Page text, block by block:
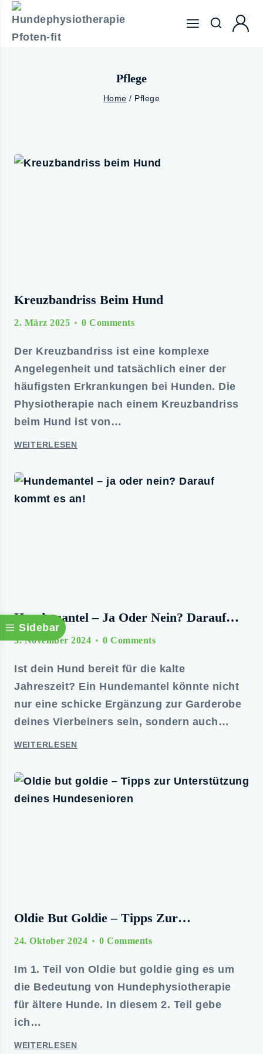
Sidebar
Pflege
Home / Pflege
Kreuzbandriss Beim Hund
2. März 2025 0 Comments
Der Kreuzbandriss ist eine komplexe
Angelegenheit und tatsächlich einer der
häufigsten Erkrankungen bei Hunden. Die
Physiotherapie nach einem Kreuzbandriss
beim Hund ist von…
WEITERLESEN
Hundemantel – Ja Oder Nein? Darauf
Kommt Es An!
3. November 2024 0 Comments
Ist dein Hund bereit für die kalte
Jahreszeit? Ein Hundemantel könnte nicht
nur eine schicke Ergänzung zur Garderobe
deines Vierbeiners sein, sondern auch…
WEITERLESEN
Oldie But Goldie – Tipps Zur
Unterstützung Deines Hundesenioren
24. Oktober 2024 0 Comments
Im 1. Teil von Oldie but goldie ging es um
die Bedeutung von Hundephysiotherapie
für ältere Hunde. In diesem 2. Teil gebe
ich…
WEITERLESEN